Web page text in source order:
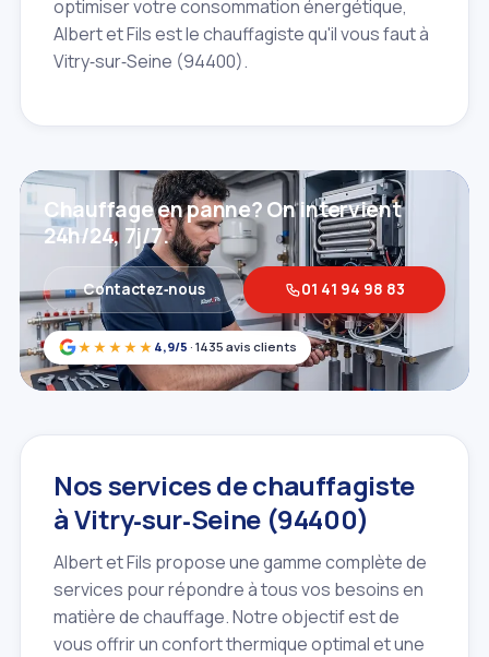
optimiser votre consommation énergétique,
Albert et Fils est le chauffagiste qu'il vous faut à
Vitry‑sur‑Seine (94400).
★★★★★ 4,9/5 · 1435 avis clients
Chauffage en panne? On intervient
24h/24, 7j/7.
Contactez‑nous 01 41 94 98 83
Nos services de chauffagiste
à Vitry‑sur‑Seine (94400)
Albert et Fils propose une gamme complète de
services pour répondre à tous vos besoins en
matière de chauffage. Notre objectif est de
vous offrir un confort thermique optimal et une